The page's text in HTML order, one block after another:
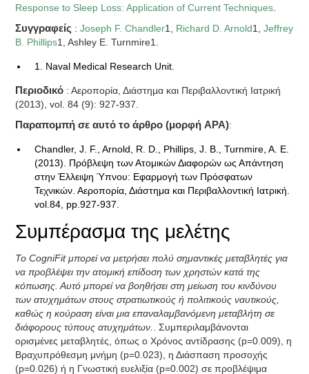
Response to Sleep Loss: Application of Current Techniques
Συγγραφείς :Joseph F. Chandler1, Richard D. Arnold1,Jeffrey
B. Phillips1, Ashley E. Turnmire1.
1. Naval Medical Research Unit.
Περιοδικό : Αεροπορία, Διάστημα και Περιβαλλοντική Ιατρική
(2013), vol. 84 (9): 927-937.
Παραπομπή σε αυτό το άρθρο (μορφή APA):
Chandler, J. F., Arnold, R. D., Phillips, J. B., Turnmire, A. E.
(2013). Πρόβλεψη των Ατομικών Διαφορών ως Απάντηση
στην Έλλειψη Ύπνου: Εφαρμογή των Πρόσφατων
Τεχνικών. Αεροπορία, Διάστημα και Περιβαλλοντική Ιατρική.
vol.84, pp.927-937.
Συμπέρασμα της μελέτης
Το CogniFit μπορεί να μετρήσει πολύ σημαντικές μεταβλητές για
να προβλέψει την ατομική επίδοση των χρηστών κατά της
κόπωσης. Αυτό μπορεί να βοηθήσει στη μείωση του κινδύνου
των ατυχημάτων στους στρατιωτικούς ή πολιτικούς ναυτικούς,
καθώς η κούραση είναι μια επαναλαμβανόμενη μεταβλήτη σε
διάφορους τύπους ατυχημάτων.
. Συμπεριλαμβάνονται
ορισμένες μεταβλητές, όπως ο Χρόνος αντίδρασης (p=0.009), η
Βραχυπρόθεσμη μνήμη (p=0.023), η Διάσπαση προσοχής
(p=0.026) ή η Γνωστική ευελιξία (p=0.002) σε προβλέψιμα